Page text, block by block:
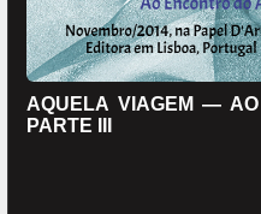
AQUELA VIAGEM —
PARTE III